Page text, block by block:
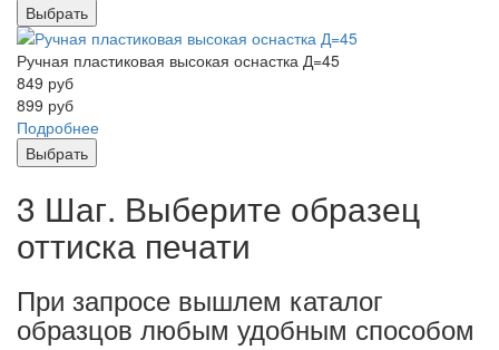
Выбрать
Ручная пластиковая высокая оснастка Д=45
849 руб
899 руб
Подробнее
Выбрать
3 Шаг. Выберите образец
оттиска печати
При запросе вышлем каталог
образцов любым удобным способом